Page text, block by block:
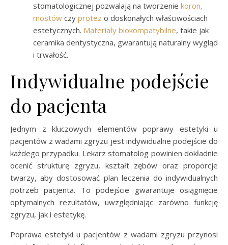
stomatologicznej pozwalają na tworzenie koron,
mostów czy protez o doskonałych właściwościach
estetycznych. Materiały biokompatybilne, takie jak
ceramika dentystyczna, gwarantują naturalny wygląd
i trwałość.
Indywidualne podejście
do pacjenta
Jednym z kluczowych elementów poprawy estetyki u
pacjentów z wadami zgryzu jest indywidualne podejście do
każdego przypadku. Lekarz stomatolog powinien dokładnie
ocenić strukturę zgryzu, kształt zębów oraz proporcje
twarzy, aby dostosować plan leczenia do indywidualnych
potrzeb pacjenta. To podejście gwarantuje osiągnięcie
optymalnych rezultatów, uwzględniając zarówno funkcję
zgryzu, jak i estetykę.
Poprawa estetyki u pacjentów z wadami zgryzu przynosi